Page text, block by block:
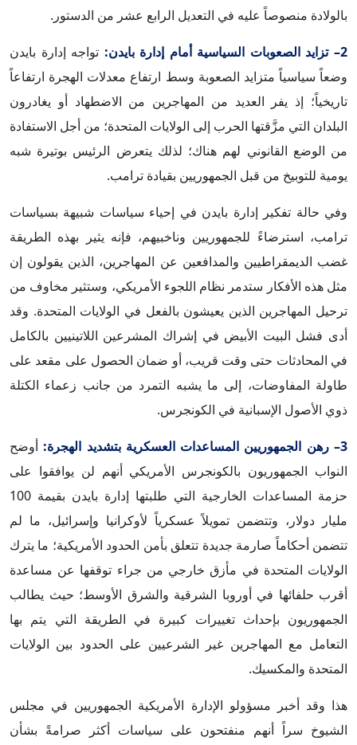
بالولادة منصوصاً عليه في التعديل الرابع عشر من الدستور.
2– تزايد الصعوبات السياسية أمام إدارة بايدن:
تواجه إدارة بايدن
وضعاً سياسياً متزايد الصعوبة وسط ارتفاع معدلات الهجرة ارتفاعاً
تاريخياً؛ إذ يفر العديد من المهاجرين من الاضطهاد أو يغادرون
البلدان التي مزَّقتها الحرب إلى الولايات المتحدة؛ من أجل الاستفادة
من الوضع القانوني لهم هناك؛ لذلك يتعرض الرئيس بوتيرة شبه
يومية للتوبيخ من قبل الجمهوريين بقيادة ترامب.
وفي حالة تفكير إدارة بايدن في إحياء سياسات شبيهة بسياسات
ترامب، استرضاءً للجمهوريين وناخبيهم، فإنه يثير بهذه الطريقة
غضب الديمقراطيين والمدافعين عن المهاجرين، الذين يقولون إن
مثل هذه الأفكار ستدمر نظام اللجوء الأمريكي، وستثير مخاوف من
ترحيل المهاجرين الذين يعيشون بالفعل في الولايات المتحدة. وقد
أدى فشل البيت الأبيض في إشراك المشرعين اللاتينيين بالكامل
في المحادثات حتى وقت قريب، أو ضمان الحصول على مقعد على
طاولة المفاوضات، إلى ما يشبه التمرد من جانب زعماء الكتلة
ذوي الأصول الإسبانية في الكونجرس.
3– رهن الجمهوريين المساعدات العسكرية بتشديد الهجرة:
أوضح
النواب الجمهوريون بالكونجرس الأمريكي أنهم لن يوافقوا على
حزمة المساعدات الخارجية التي طلبتها إدارة بايدن بقيمة 100
مليار دولار، وتتضمن تمويلاً عسكرياً لأوكرانيا وإسرائيل، ما لم
تتضمن أحكاماً صارمة جديدة تتعلق بأمن الحدود الأمريكية؛ ما يترك
الولايات المتحدة في مأزق خارجي من جراء توقفها عن مساعدة
أقرب حلفائها في أوروبا الشرقية والشرق الأوسط؛ حيث يطالب
الجمهوريون بإحداث تغييرات كبيرة في الطريقة التي يتم بها
التعامل مع المهاجرين غير الشرعيين على الحدود بين الولايات
المتحدة والمكسيك.
هذا وقد أخبر مسؤولو الإدارة الأمريكية الجمهوريين في مجلس
الشيوخ سراً أنهم منفتحون على سياسات أكثر صرامةً بشأن